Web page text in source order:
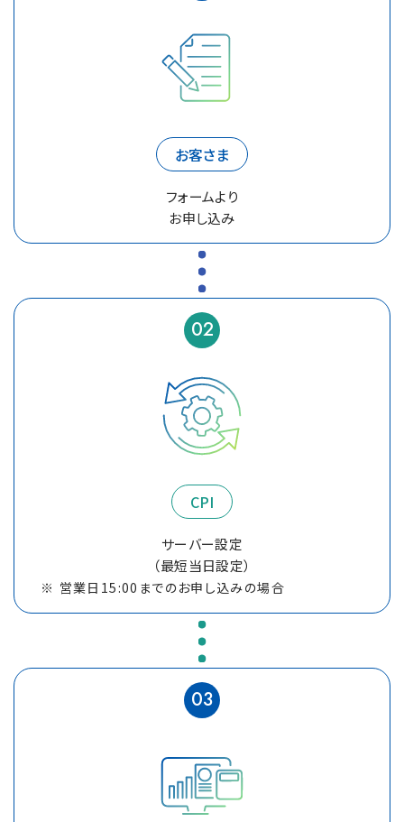
お客さま
フォームより
お申し込み
02
CPI
サーバー設定
（最短当日設定）
営業日15:00までのお申し込みの場合
03